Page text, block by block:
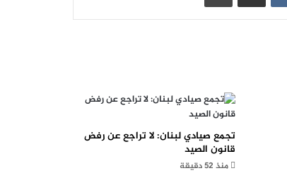
تجمع صيادي لبنان: لا تراجع عن رفض
قانون الصيد
منذ 52 دقيقة